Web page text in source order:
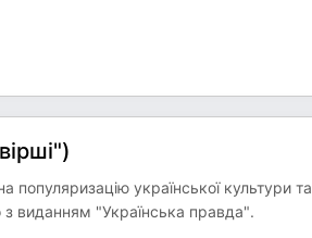
популяризацію української культури та
з виданням "Українська правда".